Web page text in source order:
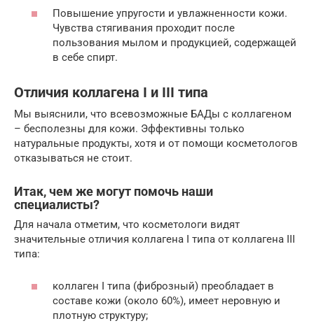
Повышение упругости и увлажненности кожи.
Чувства стягивания проходит после
пользования мылом и продукцией, содержащей
в себе спирт.
Отличия коллагена I и III типа
Мы выяснили, что всевозможные БАДы с коллагеном
– бесполезны для кожи. Эффективны только
натуральные продукты, хотя и от помощи косметологов
отказываться не стоит.
Итак, чем же могут помочь наши
специалисты?
Для начала отметим, что косметологи видят
значительные отличия коллагена I типа от коллагена III
типа:
коллаген I типа (фиброзный) преобладает в
составе кожи (около 60%), имеет неровную и
плотную структуру;